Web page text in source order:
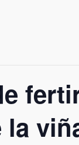
la